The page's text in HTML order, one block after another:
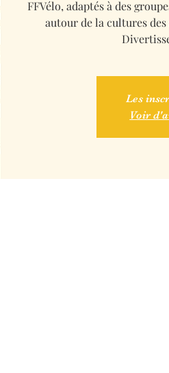
FFVélo, adaptés à des
autour de la cultures
Les
Voir